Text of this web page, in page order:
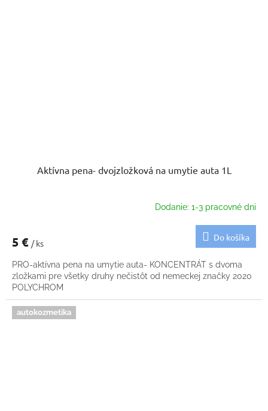
Aktívna pena- dvojzložková na umytie auta 1L
Dodanie: 1-3 pracovné dni
5 € / ks
Do košíka
PRO-aktívna pena na umytie auta- KONCENTRÁT s dvoma
zložkami pre všetky druhy nečistôt od nemeckej značky 2020
POLYCHROM
autokozmetika